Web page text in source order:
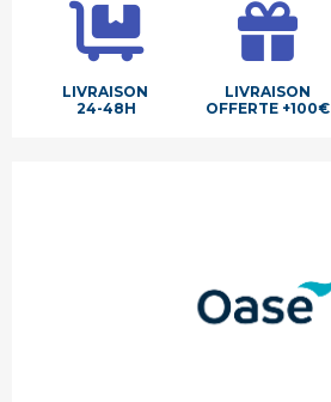
LIVRAISON
24-48H
LIVRAISON
OFFERTE +100€